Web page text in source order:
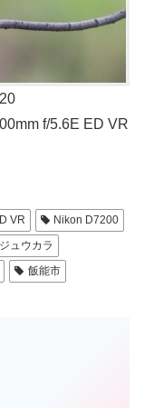
f/5.6E ED VR
VR
Nikon D7200
ュウカラ
飯能市